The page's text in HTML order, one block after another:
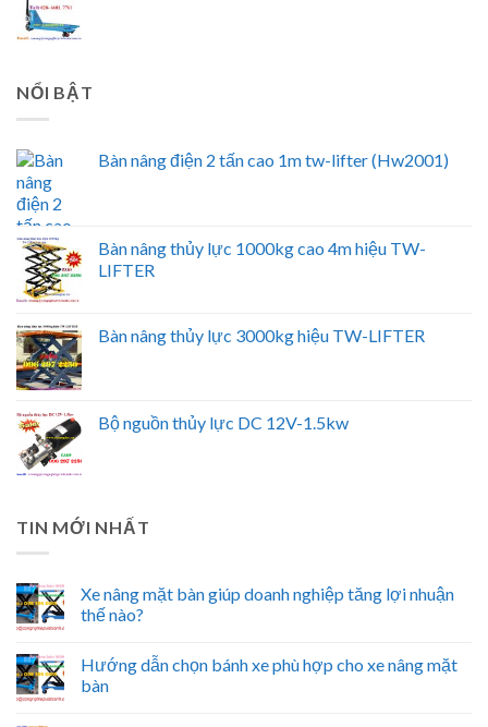
NỔI BẬT
Bàn nâng điện 2 tấn cao 1m tw-lifter (Hw2001)
Bàn nâng thủy lực 1000kg cao 4m hiệu TW-
LIFTER
Bàn nâng thủy lực 3000kg hiệu TW-LIFTER
Bộ nguồn thủy lực DC 12V-1.5kw
TIN MỚI NHẤT
Xe nâng mặt bàn giúp doanh nghiệp tăng lợi nhuận
thế nào?
Hướng dẫn chọn bánh xe phù hợp cho xe nâng mặt
bàn